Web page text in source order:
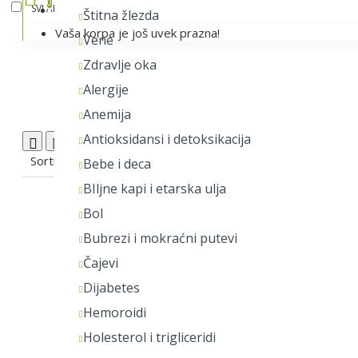
Lista želja
Štitna žlezda
Vene
Zdravlje oka
Alergije
Anemija
Antioksidansi i detoksikacija
Bebe i deca
BIljne kapi i etarska ulja
Bol
Bubrezi i mokraćni putevi
Čajevi
Dijabetes
Hemoroidi
Holesterol i trigliceridi
Vaša korpa je još uvek prazna!
SVI ARTIKLI NEGA I ZAŠTITA
Uporedi proizvod0
Sortiraj: